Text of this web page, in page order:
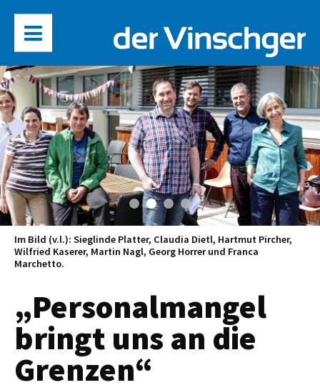
Im Bild (v.l.): Sieglinde Platter, Claudia Dietl, Hartmut Pircher,
Wilfried Kaserer, Martin Nagl, Georg Horrer und Franca
Marchetto.
„Personalmangel
bringt uns an die
Grenzen“